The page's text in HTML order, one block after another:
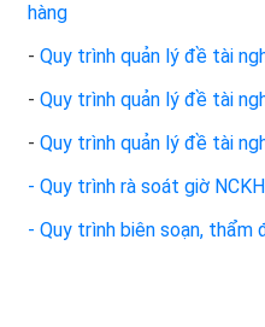
hàng
- Quy trình quản lý đề tài
- Quy trình quản lý đề tài
- Quy trình quản lý đề tài
- Quy trình rà soát giờ
- Quy trình biên soạn, thẩm